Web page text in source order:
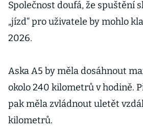
Společnost doufá, že spuštění
„jízd“ pro uživatele by mohlo
2026.
Aska A5 by měla dosáhnout
okolo 240 kilometrů v hodině.
pak měla zvládnout uletět
kilometrů.